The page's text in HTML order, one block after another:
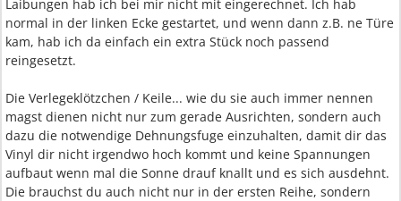
Laibungen hab ich bei mir nicht mit eingerechnet. Ich hab
normal in der linken Ecke gestartet, und wenn dann z.B. ne Türe
kam, hab ich da einfach ein extra Stück noch passend
reingesetzt.
Die Verlegeklötzchen / Keile... wie du sie auch immer nennen
magst dienen nicht nur zum gerade Ausrichten, sondern auch
dazu die notwendige Dehnungsfuge einzuhalten, damit dir das
Vinyl dir nicht irgendwo hoch kommt und keine Spannungen
aufbaut wenn mal die Sonne drauf knallt und es sich ausdehnt.
Die brauchst du auch nicht nur in der ersten Reihe, sondern